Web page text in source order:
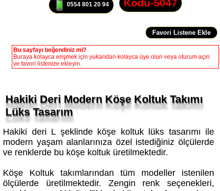
Buraya kolayca erişmek için yukarıdan kolayca üye olun veya oturum açın
ve favori listenize ekleyin.
Lüks Tasarım
Hakiki deri L şeklinde köşe koltuk lüks tasarımı ile
modern yaşam alanlarınıza özel istediğiniz ölçülerde
ve renklerde bu köşe koltuk üretilmektedir.
ölçülerde üretilmektedir. Zengin renk seçenekleri,
yataklı ve sandıklı özelliklerde köşe takımları yapılır.